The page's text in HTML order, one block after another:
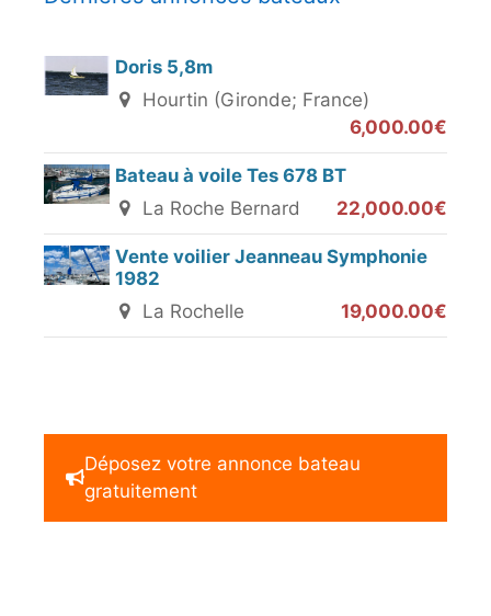
Doris 5,8m
Hourtin (Gironde; France)
6,000.00€
Bateau à voile Tes 678 BT
La Roche Bernard
22,000.00€
Vente voilier Jeanneau Symphonie
1982
La Rochelle
19,000.00€
Déposez votre annonce bateau
gratuitement